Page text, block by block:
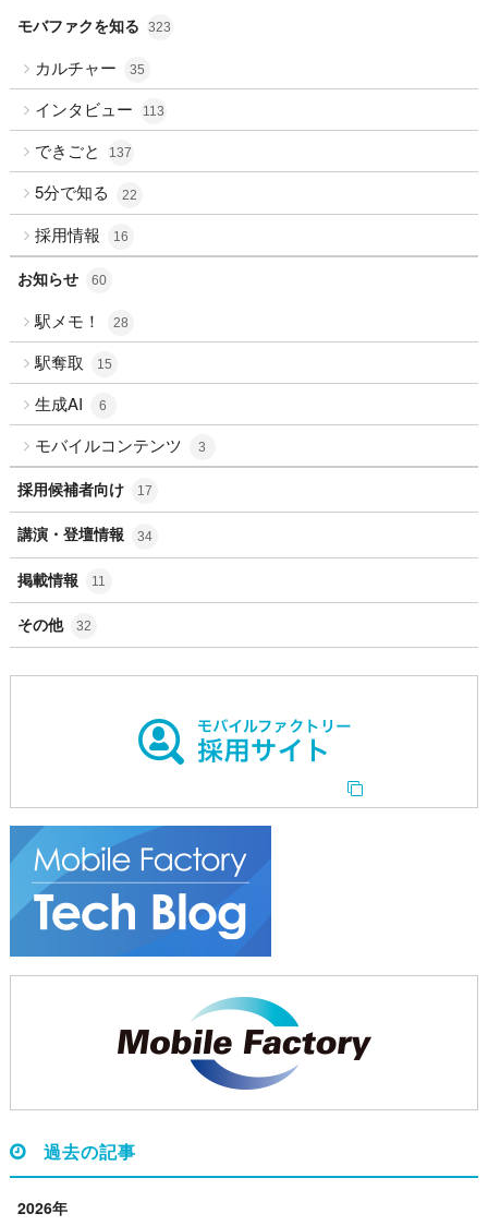
モバファクを知る 323
カルチャー 35
インタビュー 113
できごと 137
5分で知る 22
採用情報 16
お知らせ 60
駅メモ！ 28
駅奪取 15
生成AI 6
モバイルコンテンツ 3
採用候補者向け 17
講演・登壇情報 34
掲載情報 11
その他 32
過去の記事
2026年